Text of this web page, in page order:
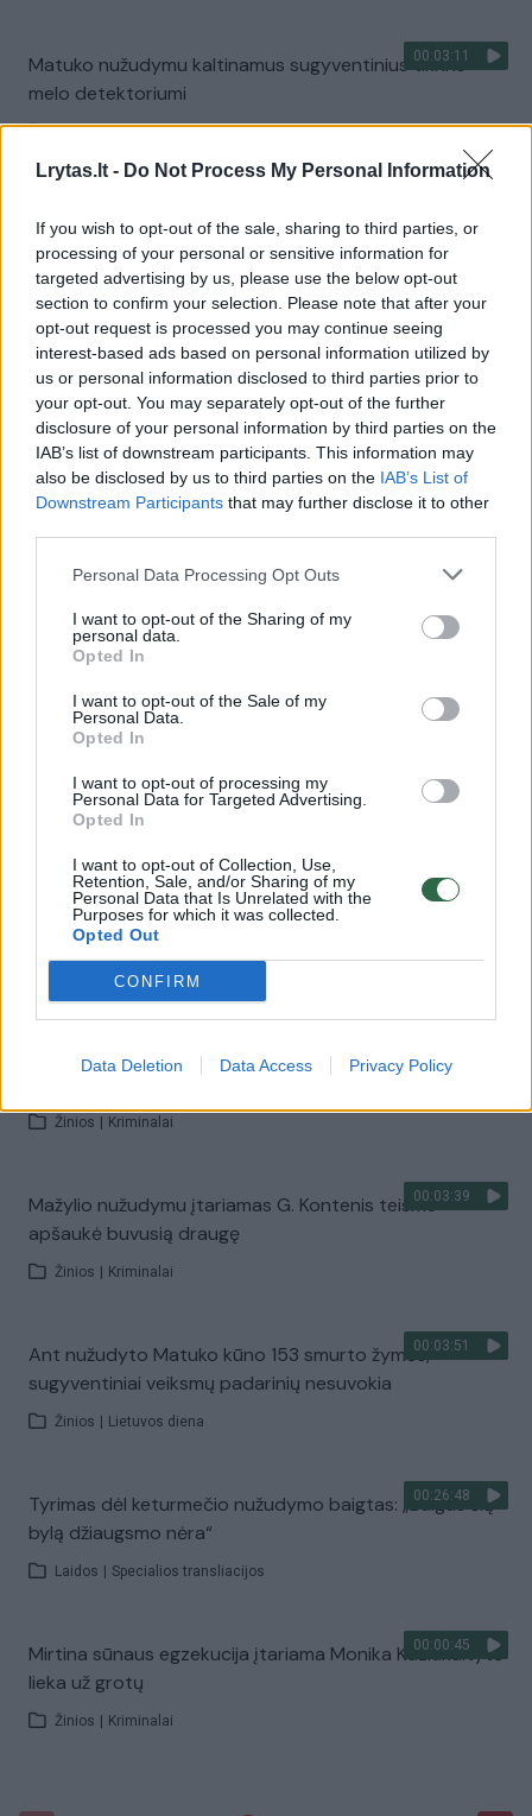
Lrytas.lt - Do Not Process My Personal Information
If you wish to opt-out of the sale, sharing to third parties, or
processing of your personal or sensitive information for
targeted advertising by us, please use the below opt-out
section to confirm your selection. Please note that after your
opt-out request is processed you may continue seeing
interest-based ads based on personal information utilized by
us or personal information disclosed to third parties prior to
your opt-out. You may separately opt-out of the further
disclosure of your personal information by third parties on the
IAB’s list of downstream participants. This information may
also be disclosed by us to third parties on the IAB’s List of
Downstream Participants that may further disclose it to other
Personal Data Processing Opt Outs
I want to opt-out of the Sharing of my
personal data.
Opted In
I want to opt-out of the Sale of my
Personal Data.
Opted In
I want to opt-out of processing my
Personal Data for Targeted Advertising.
Opted In
I want to opt-out of Collection, Use,
Retention, Sale, and/or Sharing of my
Personal Data that Is Unrelated with the
Purposes for which it was collected.
Opted Out
CONFIRM
Data Deletion Data Access Privacy Policy
00:03:11
Matuko nužudymu kaltinamus sugyventinius tikrins
melo detektoriumi
Žinios | Kriminalai
liudijimas
Žinios Kriminalai
00:03:06
Monikos Kaziukaitytės kameros draugė pasakė, ką
sužinojo apie Matuko nužudymą
Žinios | Kriminalai
00:03:09
Keturmečio Matuko tėvas: „Kaltas, kad nebuvau šalia“
00:01:16
Gediminas Kontenis apie sugyventinės parodymus:
„Bloga jos taktika“
Žinios | Lietuvos diena
00:05:13
Dėl keturmečio berniuko nužudymo kaltina vienas kitą
Žinios | Kriminalai
00:00:56
Mirtinai sumušto vaiko tėvas: „Milijoną kartų bandžiau
įsivaizduoti, kaip viskas įvyko“
Kriminalai
Monika Kaziukaitytė apie Gediminą Kontenį: „Tas
Žinios Kriminalai
00:03:39
Mažylio nužudymu įtariamas G. Kontenis teisme
apšaukė buvusią draugę
Žinios Kriminalai
00:03:51
Ant nužudyto Matuko kūno 153 smurto žymės,
sugyventiniai veiksmų padarinių nesuvokia
Žinios Lietuvos diena
00:26:48
Tyrimas dėl keturmečio nužudymo baigtas: „Baigus šią
bylą džiaugsmo nėra“
Laidos Specialios transliacijos
00:00:45
Mirtina sūnaus egzekucija įtariama Monika Kaziukaitytė
lieka už grotų
Žinios Kriminalai